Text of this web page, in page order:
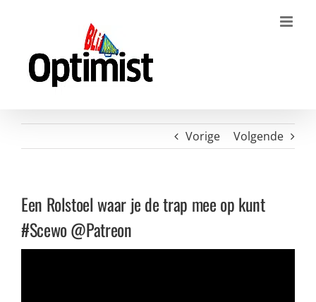
Vorige Volgende
Een Rolstoel waar je de trap mee op kunt